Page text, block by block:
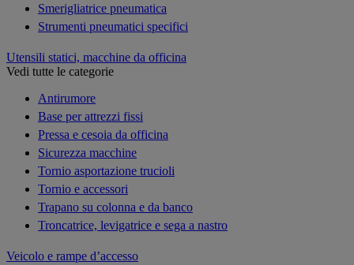
Smerigliatrice pneumatica
Strumenti pneumatici specifici
Utensili statici, macchine da officina
Vedi tutte le categorie
Antirumore
Base per attrezzi fissi
Pressa e cesoia da officina
Sicurezza macchine
Tornio asportazione trucioli
Tornio e accessori
Trapano su colonna e da banco
Troncatrice, levigatrice e sega a nastro
Veicolo e rampe d’accesso